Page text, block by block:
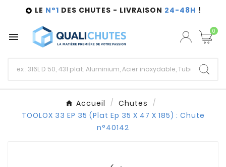
 LE N°1 DES CHUTES - LIVRAISON 24-48H !
 0
Accueil
Chutes
TOOLOX 33 EP 35 (Plat Ep 35 X 47 X 185) : Chute
n°40142